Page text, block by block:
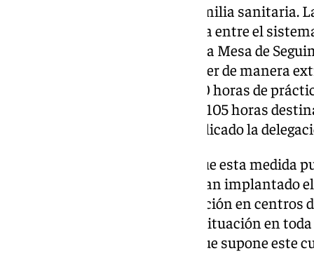
«Es lo que ha ocurrido con la familia sanitaria.
año de transición la convivencia entre el
centros de trabajo ha llevado a la Mesa de
Desarrollo Educativo a establecer de manera
para este curso un límite de 500 horas de
sistema sanitario andaluz, con 105 horas
para el alumnado de 2⁰», ha explicado la
Asimismo, Educación afirma que esta medida
que, como el IES Litoral, ya tenían implantado
máximo de 500 horas de formación en centros
necesidad de homogeneizar la situación en
excepcional por la transición que supone este